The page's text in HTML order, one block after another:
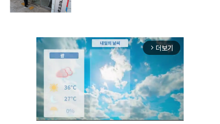
arrow_forward_ios 더보기